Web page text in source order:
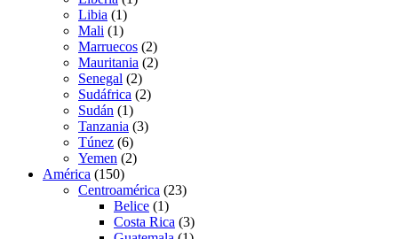
Libia (1)
Mali (1)
Marruecos (2)
Mauritania (2)
Senegal (2)
Sudáfrica (2)
Sudán (1)
Tanzania (3)
Túnez (6)
Yemen (2)
América (150)
Centroamérica (23)
Belice (1)
Costa Rica (3)